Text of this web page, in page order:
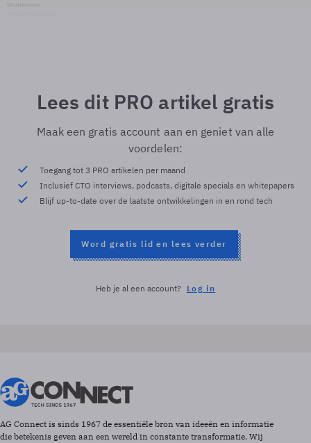
Lees dit PRO artikel gratis
Maak een gratis account aan en geniet van alle
voordelen:
Toegang tot 3 PRO artikelen per maand
Inclusief CTO interviews, podcasts, digitale specials en whitepapers
Blijf up-to-date over de laatste ontwikkelingen in en rond tech
Word gratis lid en lees verder
Heb je al een account? Log in
AG Connect is sinds 1967 de essentiële bron van ideeën en informatie
die betekenis geven aan een wereld in constante transformatie. Wij